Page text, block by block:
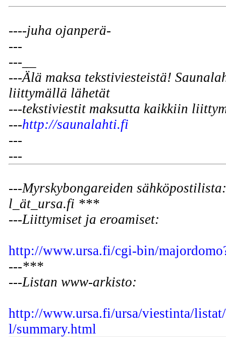
----juha ojanperä-
---
---__
---Älä maksa tekstiviesteistä!
liittymällä lähetät
---tekstiviestit maksutta kaikkiin
---http://saunalahti.fi
---
---
---Myrskybongareiden
l_ät_ursa.fi ***
---Liittymiset ja eroamiset:
http://www.ursa.fi/cgi-bin/
---***
---Listan www-arkisto:
http://www.ursa.fi/ursa/viestinta/
l/summary.html